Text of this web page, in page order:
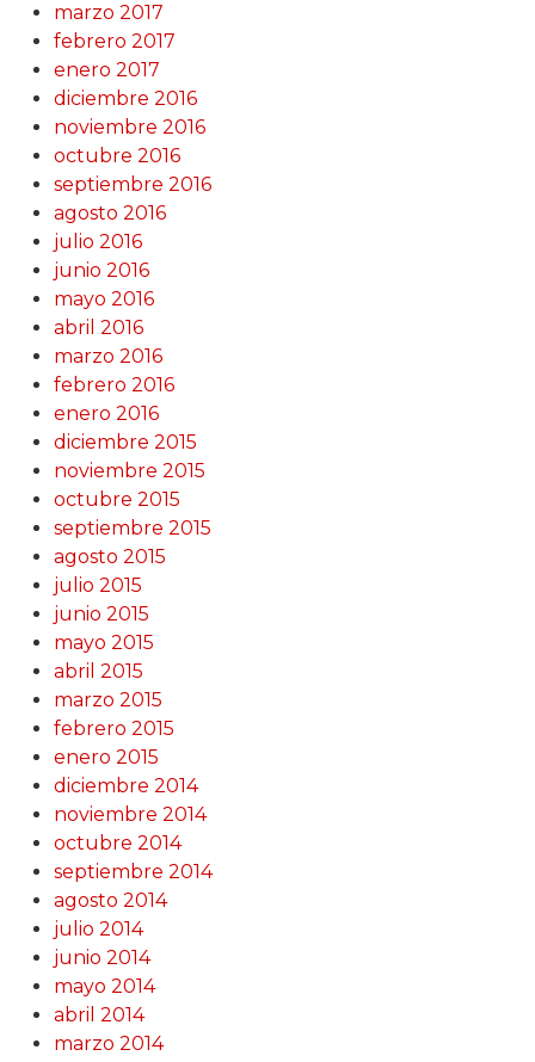
marzo 2017
febrero 2017
enero 2017
diciembre 2016
noviembre 2016
octubre 2016
septiembre 2016
agosto 2016
julio 2016
junio 2016
mayo 2016
abril 2016
marzo 2016
febrero 2016
enero 2016
diciembre 2015
noviembre 2015
octubre 2015
septiembre 2015
agosto 2015
julio 2015
junio 2015
mayo 2015
abril 2015
marzo 2015
febrero 2015
enero 2015
diciembre 2014
noviembre 2014
octubre 2014
septiembre 2014
agosto 2014
julio 2014
junio 2014
mayo 2014
abril 2014
marzo 2014